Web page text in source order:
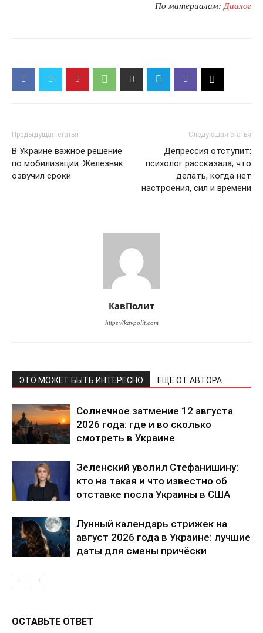
КавПолит
По материалам: Диалог
Предыдущая статья
В Украине важное решение
по мобилизации: Железняк
озвучил сроки
Следующая статья
Депрессия отступит:
психолог рассказала, что
делать, когда нет
настроения, сил и времени
КавПолит
https://kavpolit.com
ЭТО МОЖЕТ БЫТЬ ИНТЕРЕСНО ЕЩЕ ОТ АВТОРА
Солнечное затмение 12 августа
2026 года: где и во сколько
смотреть в Украине
Зеленский уволил Стефанишину:
кто на такая и что известно об
отставке посла Украины в США
Лунный календарь стрижек на
август 2026 года в Украине: лучшие
даты для смены причёски
ОСТАВЬТЕ ОТВЕТ